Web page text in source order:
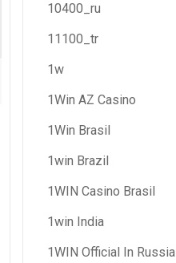
10400_ru
11100_tr
1w
1Win AZ Casino
1Win Brasil
1win Brazil
1WIN Casino Brasil
1win India
1WIN Official In Russia